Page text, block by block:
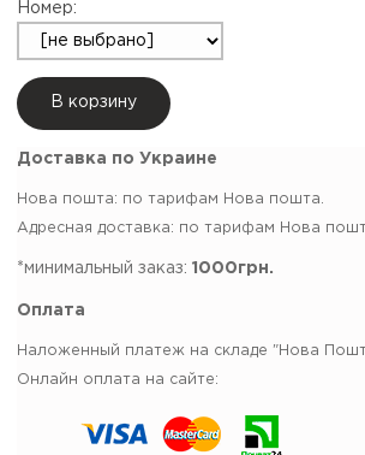
Номер:
В корзину
Доставка по Украине
Нова пошта: по тарифам Нова пошта.
Адресная доставка: по тарифам Нова
*минимальный заказ: 1000грн.
Оплата
Наложенный платеж на складе "Нова
Онлайн оплата на сайте: